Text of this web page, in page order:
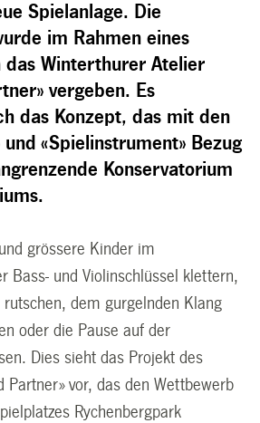
Spielanlage. Die
im Rahmen eines
das Winterthurer Atelier
vergeben. Es
das Konzept, das mit den
und «Spielinstrument» Bezug
Konservatorium
grössere Kinder im
Bass- und Violinschlüssel klettern,
dem gurgelnden Klang
oder die Pause auf der
Dies sieht das Projekt des
Partner» vor, das den Wettbewerb
Rychenbergpark